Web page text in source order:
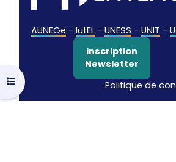
Ouvrir l’index du cours
AUNEGe - IutEL - UNESS - UNIT -
Inscription
Newsletter
Politique de